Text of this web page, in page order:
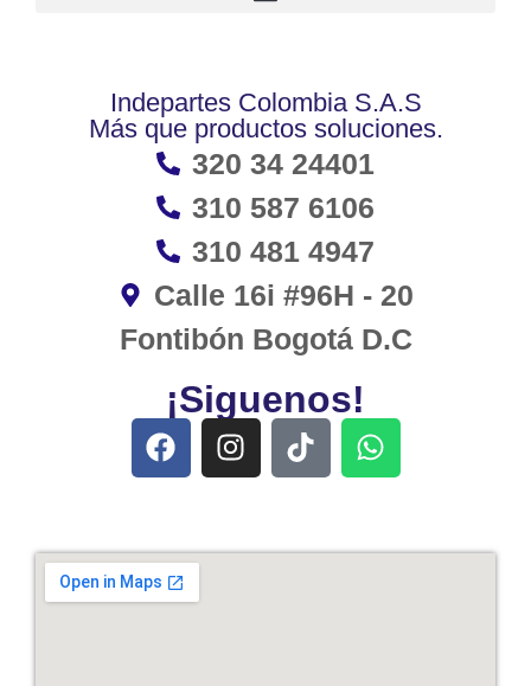
Indepartes Colombia S.A.S
Más que productos soluciones.
320 34 24401
310 587 6106
310 481 4947
Calle 16i #96H - 20
Fontibón Bogotá D.C
¡Siguenos!